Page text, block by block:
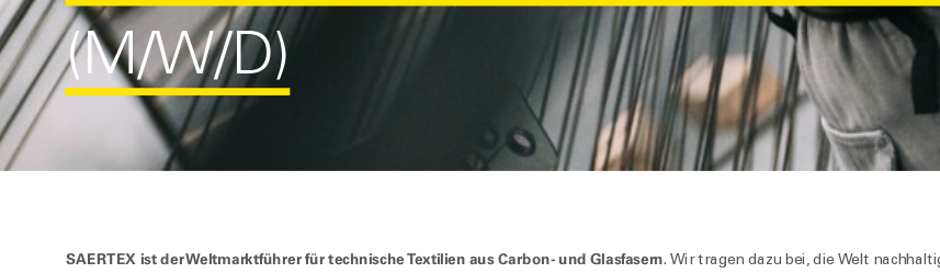
(M/W/D)
SAERTEX ist der Weltmarktführer für technische Textilien aus Carbon- und Glasfasern. Wir tragen dazu bei, die Welt